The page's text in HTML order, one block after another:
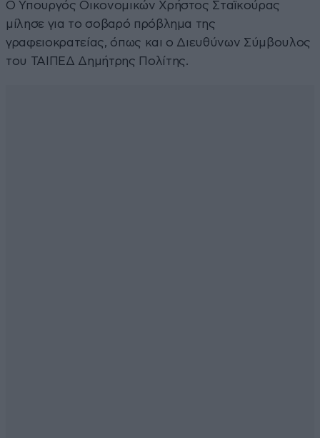
Ο Υπουργός Οικονομικών Χρήστος Σταϊκούρας
μίλησε για το σοβαρό πρόβλημα της
γραφειοκρατείας, όπως και ο Διευθύνων Σύμβουλος
του ΤΑΙΠΕΔ Δημήτρης Πολίτης.